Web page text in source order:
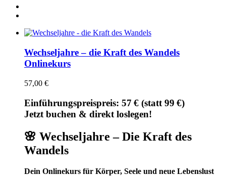
Wechseljahre – die Kraft des Wandels
Onlinekurs
57,00 €
Einführungspreispreis: 57 € (statt 99 €)
Jetzt buchen & direkt loslegen!
🌸 Wechseljahre – Die Kraft des
Wandels
Dein Onlinekurs für Körper, Seele und neue Lebenslust